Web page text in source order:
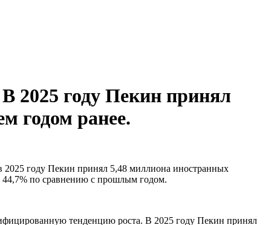
2025 году Пекин принял
годом ранее.
2025 году Пекин принял 5,48 миллиона иностранных
44,7% по сравнению с прошлым годом.
тенденцию роста. В 2025 году Пекин принял